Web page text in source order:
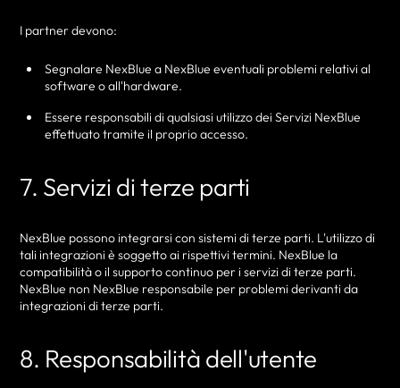
I partner devono:
Segnalare NexBlue a NexBlue eventuali problemi relativi al
software o all'hardware.
Essere responsabili di qualsiasi utilizzo dei Servizi NexBlue
effettuato tramite il proprio accesso.
7. Servizi di terze parti
NexBlue possono integrarsi con sistemi di terze parti. L'utilizzo di
tali integrazioni è soggetto ai rispettivi termini. NexBlue la
compatibilità o il supporto continuo per i servizi di terze parti.
NexBlue non NexBlue responsabile per problemi derivanti da
integrazioni di terze parti.
8. Responsabilità dell'utente